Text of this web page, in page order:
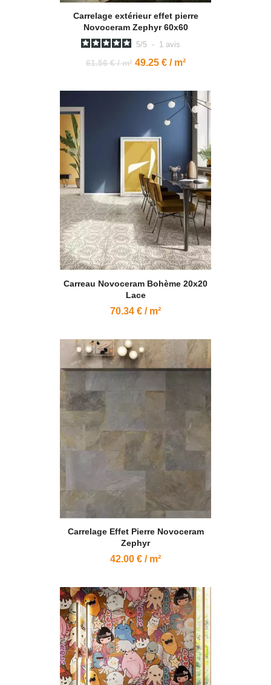
Carrelage extérieur effet pierre
Novoceram Zephyr 60x60
5/5 - 1 avis
61.56 € / m² 49.25 € / m²
Carreau Novoceram Bohème 20x20
Lace
70.34 € / m²
Carrelage Effet Pierre Novoceram
Zephyr
42.00 € / m²